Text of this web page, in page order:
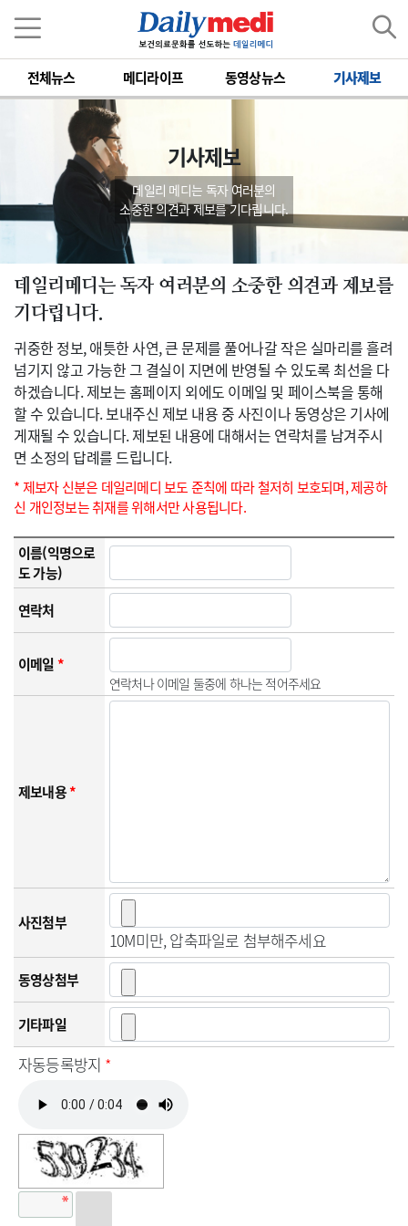
전체뉴스 메디라이프 동영상뉴스 기사제보
기사제보
데일리 메디는 독자 여러분의
소중한 의견과 제보를 기다립니다.
데일리메디는 독자 여러분의 소중한 의견과 제보를
기다립니다.
귀중한 정보, 애틋한 사연, 큰 문제를 풀어나갈 작은 실마리를 흘려
넘기지 않고 가능한 그 결실이 지면에 반영될 수 있도록 최선을 다
하겠습니다. 제보는 홈페이지 외에도 이메일 및 페이스북을 통해
할 수 있습니다. 보내주신 제보 내용 중 사진이나 동영상은 기사에
게재될 수 있습니다. 제보된 내용에 대해서는 연락처를 남겨주시
면 소정의 답례를 드립니다.
* 제보자 신분은 데일리메디 보도 준칙에 따라 철저히 보호되며, 제공하
신 개인정보는 취재를 위해서만 사용됩니다.
이름(익명으로
도 가능)
연락처
이메일*
연락처나 이메일 둘중에 하나는 적어주세요
제보내용*
사진첨부
10M미만, 압축파일로 첨부해주세요
동영상첨부
기타파일
자동등록방지 *